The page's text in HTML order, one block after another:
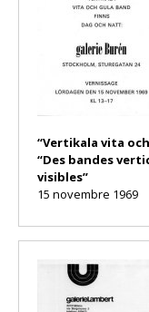
“Vertikala vita
“Des bandes
visibles”
15 novembre 1969